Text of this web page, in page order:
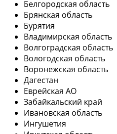
Белгородская область
Брянская область
Бурятия
Владимирская область
Волгоградская область
Вологодская область
Воронежская область
Дагестан
Еврейская АО
Забайкальский край
Ивановская область
Ингушетия